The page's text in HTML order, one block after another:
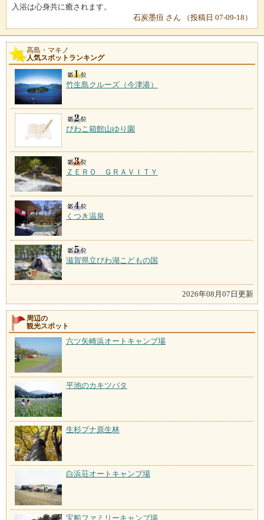
入浴は心身共に癒されます。
石炭墨疸 さん （投稿日 07-09-18）
高島・マキノ
人気スポットランキング
竹生島クルーズ（今津港）
びわこ箱館山ゆり園
ＺＥＲＯ ＧＲＡＶＩＴＹ
くつき温泉
滋賀県立びわ湖こどもの国
2026年08月07日更新
周辺の
観光スポット
六ツ矢崎浜オートキャンプ場
平池のカキツバタ
生杉ブナ原生林
白浜荘オートキャンプ場
宝船ファミリーキャンプ場